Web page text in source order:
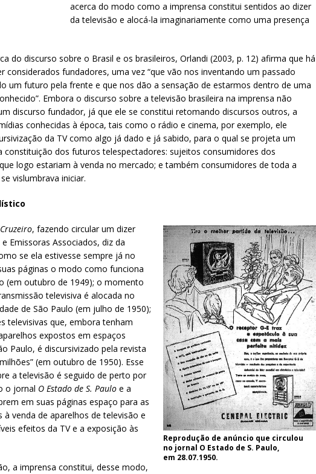
acerca do modo como a imprensa constitui sentidos ao dizer
da televisão e alocá-la imaginariamente como uma presença
do discurso sobre o Brasil e os brasileiros, Orlandi (2003, p. 12) afirma que há
considerados fundadores, uma vez “que vão nos inventando um passado
um futuro pela frente e que nos dão a sensação de estarmos dentro de uma
Embora o discurso sobre a televisão brasileira na imprensa não
discurso fundador, já que ele se constitui retomando discursos outros, a
conhecidas à época, tais como o rádio e cinema, por exemplo, ele
da TV como algo já dado e já sabido, para o qual se projeta um
constituição dos futuros telespectadores: sujeitos consumidores dos
logo estariam à venda no mercado; e também consumidores de toda a
vislumbrava iniciar.
Reprodução de anúncio que circulou
no jornal O Estado de S. Paulo,
em 28.07.1950.
, fazendo circular um dizer
Emissoras Associados, diz da
se ela estivesse sempre já no
páginas o modo como funciona
(em outubro de 1949); o momento
televisiva é alocada no
de São Paulo (em julho de 1950);
televisivas que, embora tenham
expostos em espaços
Paulo, é discursivizado pela revista
(em outubro de 1950). Esse
a televisão é seguido de perto por
o jornal O Estado de S. Paulo e a
em suas páginas espaço para as
à venda de aparelhos de televisão e
efeitos da TV e a exposição às
a imprensa constitui, desse modo,